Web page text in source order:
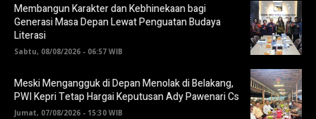
Membangun Karakter dan Kebhinekaan bagi
Generasi Masa Depan Lewat Penguatan Budaya
Literasi
Sabtu, 08/08/2026 - 06:57 WIB
Meski Mengangguk di Depan Menolak di Belakang,
PWI Kepri Tetap Hargai Keputusan Ady Pawenari Cs
Jumat, 07/08/2026 - 15:30 WIB